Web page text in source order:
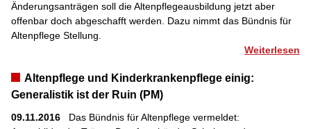
Änderungsanträgen soll die Altenpflegeausbildung jetzt aber
offenbar doch abgeschafft werden. Dazu nimmt das Bündnis für
Altenpflege Stellung.
Weiterlesen
Altenpflege und Kinderkrankenpflege einig:
Generalistik ist der Ruin (PM)
09.11.2016 Das Bündnis für Altenpflege vermeldet: